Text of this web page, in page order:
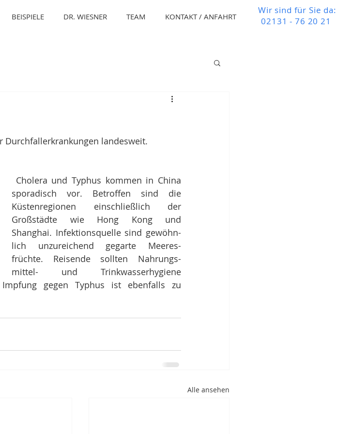
Wir sind für Sie da:
02131 - 76 20 21
BEISPIELE DR. WIESNER TEAM KONTAKT / ANFAHRT
Durchfallerkrankungen landesweit.
sporadisch vor. Betroffen sind die
Küstenregionen einschließlich der
Großstädte wie Hong Kong und
Shanghai. Infektionsquelle sind gewöhn-
lich unzureichend gegarte Meeres-
früchte. Reisende sollten Nahrungs-
mittel- und Trinkwasserhygiene
gegen Typhus ist ebenfalls zu
Alle ansehen